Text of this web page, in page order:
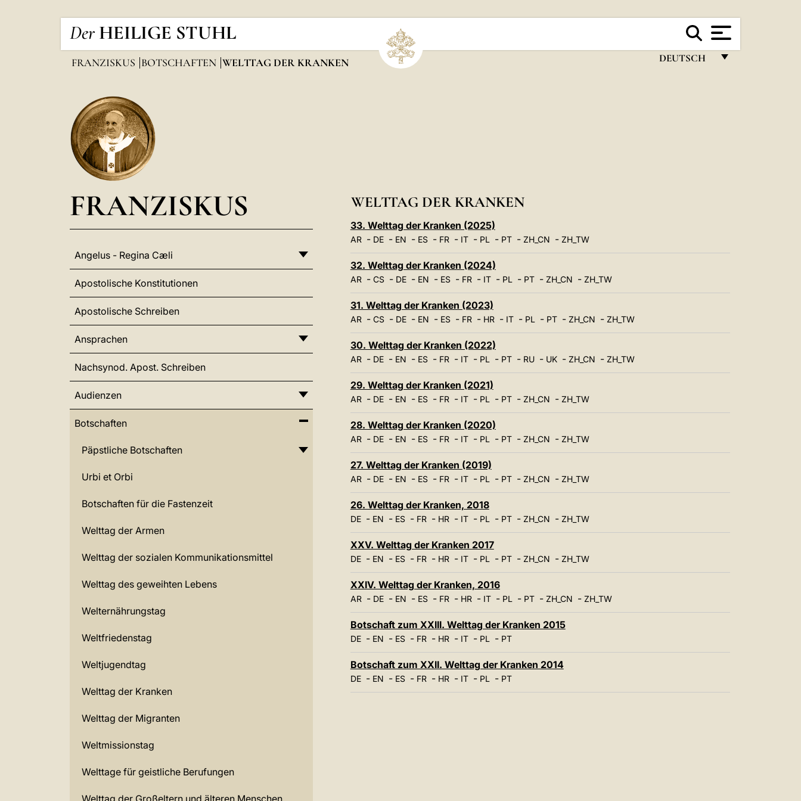
Der HEILIGE STUHL
DEUTSCH
LATINE
FRANZISKUS BOTSCHAFTEN WELTTAG DER KRANKEN
FRANZISKUS
Angelus - Regina Cæli
Apostolische Konstitutionen
Apostolische Schreiben
Ansprachen
Nachsynod. Apost. Schreiben
Audienzen
Botschaften
Päpstliche Botschaften
Urbi et Orbi
Botschaften für die Fastenzeit
Welttag der Armen
Welttag der sozialen Kommunikationsmittel
Welttag des geweihten Lebens
Welternährungstag
Weltfriedenstag
Weltjugendtag
Welttag der Kranken
Welttag der Migranten
Weltmissionstag
Welttage für geistliche Berufungen
Welttag der Großeltern und älteren Menschen
WELTTAG DER KRANKEN
33. Welttag der Kranken (2025)
AR- DE- EN - ES- FR- IT- PL- PT- ZH_CN - ZH_TW
32. Welttag der Kranken (2024)
AR- CS- DE- EN - ES- FR- IT- PL- PT- ZH_CN - ZH_TW
31. Welttag der Kranken (2023)
AR- CS- DE- EN - ES- FR- HR- IT- PL- PT- ZH_CN - ZH_TW
30. Welttag der Kranken (2022)
AR- DE- EN - ES- FR- IT- PL- PT- RU- UK- ZH_CN - ZH_TW
29. Welttag der Kranken (2021)
AR- DE- EN - ES- FR- IT- PL- PT- ZH_CN - ZH_TW
28. Welttag der Kranken (2020)
AR- DE- EN - ES- FR- IT- PL- PT- ZH_CN - ZH_TW
27. Welttag der Kranken (2019)
AR- DE- EN - ES- FR- IT- PL- PT- ZH_CN - ZH_TW
26. Welttag der Kranken, 2018
DE- EN - ES- FR- HR- IT- PL- PT- ZH_CN - ZH_TW
XXV. Welttag der Kranken 2017
DE- EN - ES- FR- HR- IT- PL- PT- ZH_CN - ZH_TW
XXIV. Welttag der Kranken, 2016
AR- DE- EN - ES- FR- HR- IT- PL- PT- ZH_CN - ZH_TW
Botschaft zum XXIII. Welttag der Kranken 2015
DE- EN - ES- FR- HR- IT- PL- PT
Botschaft zum XXII. Welttag der Kranken 2014
DE- EN - ES- FR- HR- IT- PL- PT